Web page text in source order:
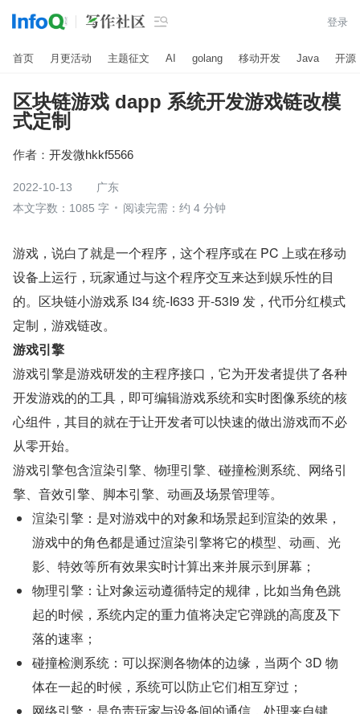
 登录
首页 月更活动 主题征文 AI golang 移动开发 Java 开源
区块链游戏 dapp 系统开发游戏链改模
式定制
作者： 开发微hkkf5566
2022-10-13
广东
本文字数：1085 字
阅读完需：约 4 分钟
游戏，说白了就是一个程序，这个程序或在 PC 上或在移动
设备上运行，玩家通过与这个程序交互来达到娱乐性的目
的。区块链小游戏系 I34 统-I633 开-53I9 发，代币分红模式
定制，游戏链改。
游戏引擎
游戏引擎是游戏研发的主程序接口，它为开发者提供了各种
开发游戏的的工具，即可编辑游戏系统和实时图像系统的核
心组件，其目的就在于让开发者可以快速的做出游戏而不必
从零开始。
游戏引擎包含渲染引擎、物理引擎、碰撞检测系统、网络引
擎、音效引擎、脚本引擎、动画及场景管理等。
渲染引擎：是对游戏中的对象和场景起到渲染的效果，
游戏中的角色都是通过渲染引擎将它的模型、动画、光
影、特效等所有效果实时计算出来并展示到屏幕；
物理引擎：让对象运动遵循特定的规律，比如当角色跳
起的时候，系统内定的重力值将决定它弹跳的高度及下
落的速率；
碰撞检测系统：可以探测各物体的边缘，当两个 3D 物
体在一起的时候，系统可以防止它们相互穿过；